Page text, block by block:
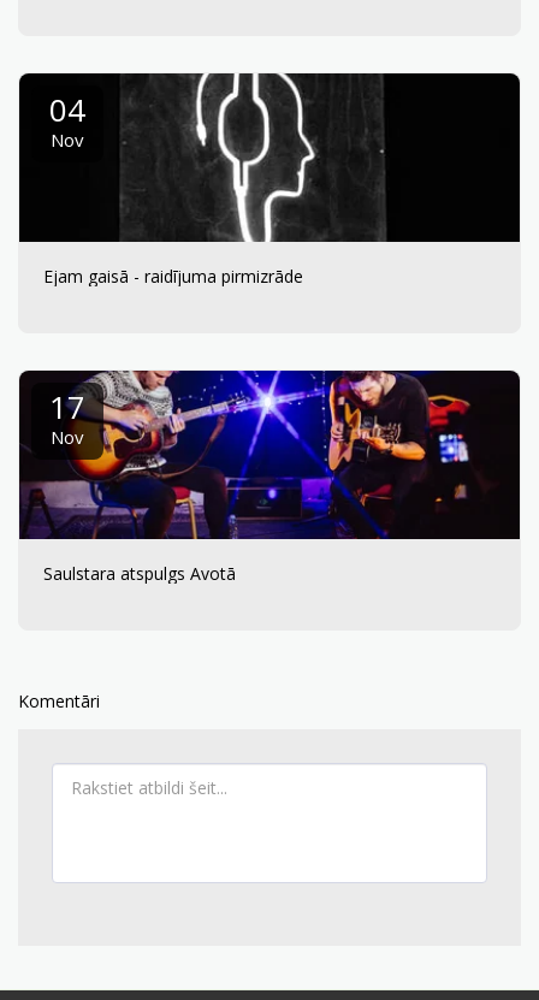
04
Nov
Ejam gaisā - raidījuma pirmizrāde
17
Nov
Saulstara atspulgs Avotā
Komentāri